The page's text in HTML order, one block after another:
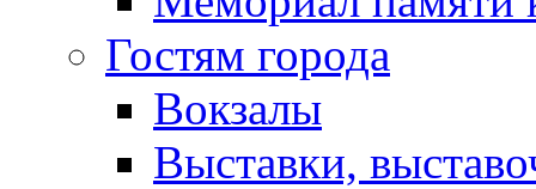
Гостям города
Вокзалы
Выставки,